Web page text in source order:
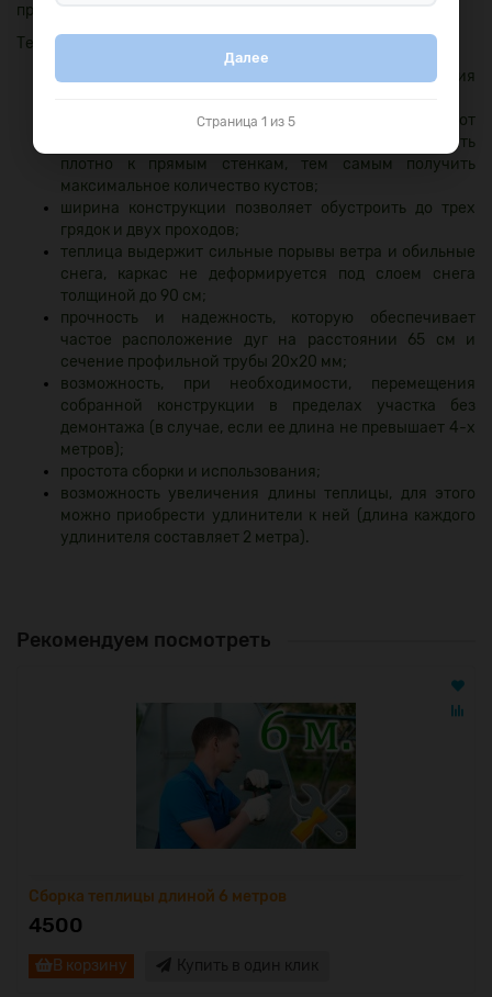
предварительно обработанного антисептиком бруса.
Теплица имеет следующие преимущества:
легкий доступ в теплицу, удобство ее проветривания
увеличенная полезная площадь (на 30 % в отличие от
теплиц арочного типа), рассаду можно высаживать
плотно к прямым стенкам, тем самым получить
максимальное количество кустов;
ширина конструкции позволяет обустроить до трех
грядок и двух проходов;
теплица выдержит сильные порывы ветра и обильные
снега, каркас не деформируется под слоем снега
толщиной до 90 см;
прочность и надежность, которую обеспечивает
частое расположение дуг на расстоянии 65 см и
сечение профильной трубы 20х20 мм;
возможность, при необходимости, перемещения
собранной конструкции в пределах участка без
демонтажа (в случае, если ее длина не превышает 4-х
метров);
простота сборки и использования;
возможность увеличения длины теплицы, для этого
можно приобрести удлинители к ней (длина каждого
удлинителя составляет 2 метра).
Рекомендуем посмотреть
Сборка теплицы длиной 6 метров
4500
В корзину Купить в один клик
Далее
Страница 1 из 5